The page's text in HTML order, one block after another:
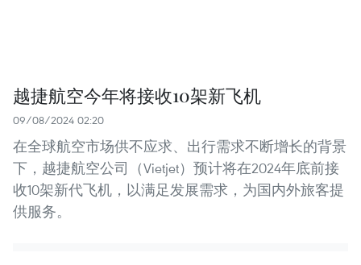
越捷航空今年将接收10架新飞机
09/08/2024 02:20
在全球航空市场供不应求、出行需求不断增长的背景
下，越捷航空公司（Vietjet）预计将在2024年底前接
收10架新代飞机，以满足发展需求，为国内外旅客提
供服务。